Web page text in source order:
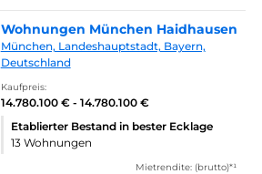
Wohnungen München Haidhausen
München, Landeshauptstadt, Bayern,
Deutschland
Kaufpreis:
14.780.100 € - 14.780.100 €
Etablierter Bestand in bester Ecklage
13 Wohnungen
Mietrendite: (brutto)*¹